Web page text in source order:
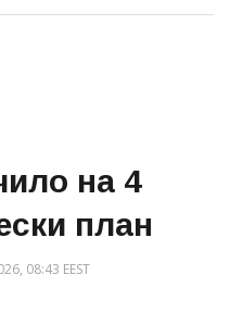
на 4
план
08:43 EEST